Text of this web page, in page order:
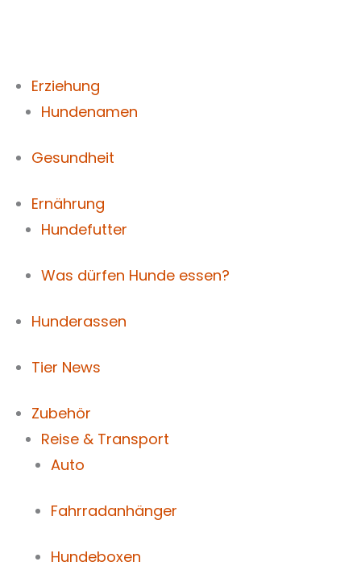
Erziehung
Hundenamen
Gesundheit
Ernährung
Hundefutter
Was dürfen Hunde essen?
Hunderassen
Tier News
Zubehör
Reise & Transport
Auto
Fahrradanhänger
Hundeboxen